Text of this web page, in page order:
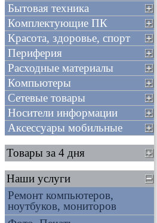
Бытовая техника
Комплектующие ПК
Красота, здоровье, спорт
Периферия
Расходные материалы
Компьютеры
Сетевые товары
Носители информации
Аксессуары мобильные
Товары за 4 дня
Наши услуги
Ремонт компьютеров,
ноутбуков, мониторов